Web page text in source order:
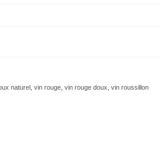
naturel, vin rouge, vin rouge doux vin roussillon